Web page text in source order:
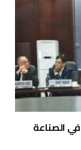
الصناعة